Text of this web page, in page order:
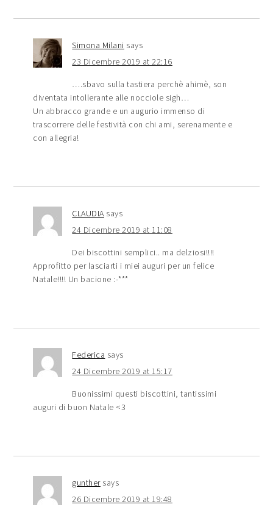
Simona Milani says
23 Dicembre 2019 at 22:16
….sbavo sulla tastiera perchè ahimè, son
diventata intollerante alle nocciole sigh…
Un abbracco grande e un augurio immenso di
trascorrere delle festività con chi ami, serenamente e
con allegria!
CLAUDIA says
24 Dicembre 2019 at 11:08
Dei biscottini semplici.. ma delziosi!!!!
Approfitto per lasciarti i miei auguri per un felice
Natale!!!! Un bacione :-***
Federica says
24 Dicembre 2019 at 15:17
Buonissimi questi biscottini, tantissimi
auguri di buon Natale <3
gunther says
26 Dicembre 2019 at 19:48